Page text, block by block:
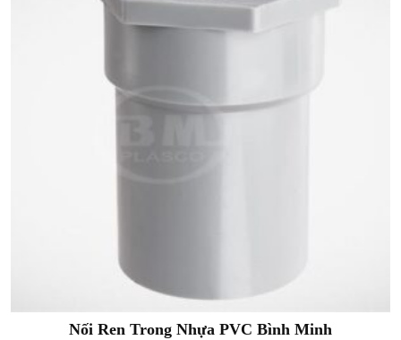
Nối Ren Trong Nhựa PVC Bình Minh